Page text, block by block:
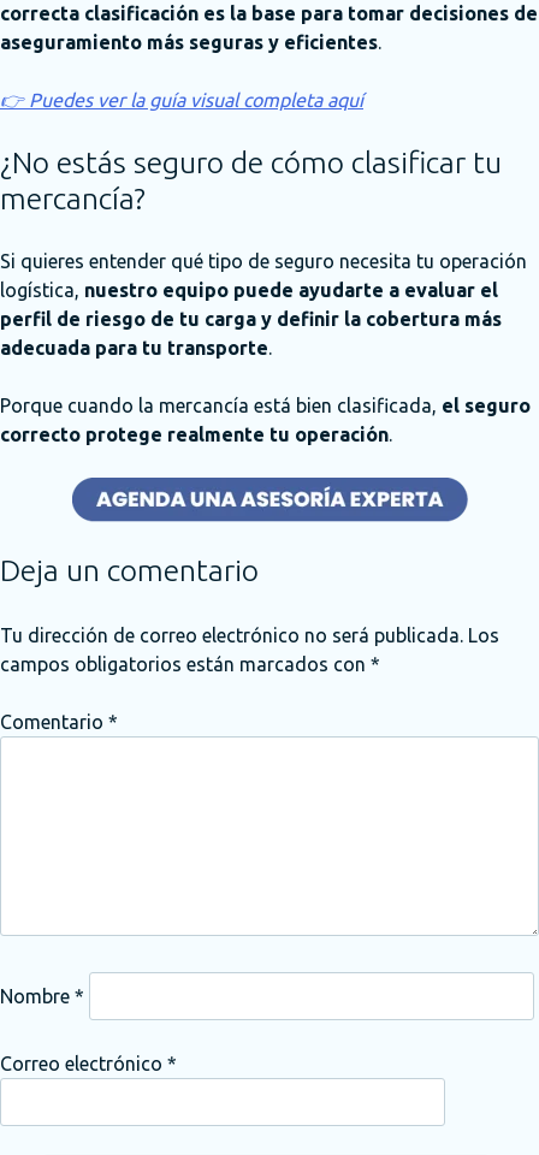
correcta clasificación es la base para tomar decisiones de
aseguramiento más seguras y eficientes.
👉 Puedes ver la guía visual completa aquí
¿No estás seguro de cómo clasificar tu
mercancía?
Si quieres entender qué tipo de seguro necesita tu operación
logística, nuestro equipo puede ayudarte a evaluar el
perfil de riesgo de tu carga y definir la cobertura más
adecuada para tu transporte.
Porque cuando la mercancía está bien clasificada, el seguro
correcto protege realmente tu operación.
Deja un comentario
Tu dirección de correo electrónico no será publicada. Los
campos obligatorios están marcados con *
Comentario *
Nombre *
Correo electrónico *